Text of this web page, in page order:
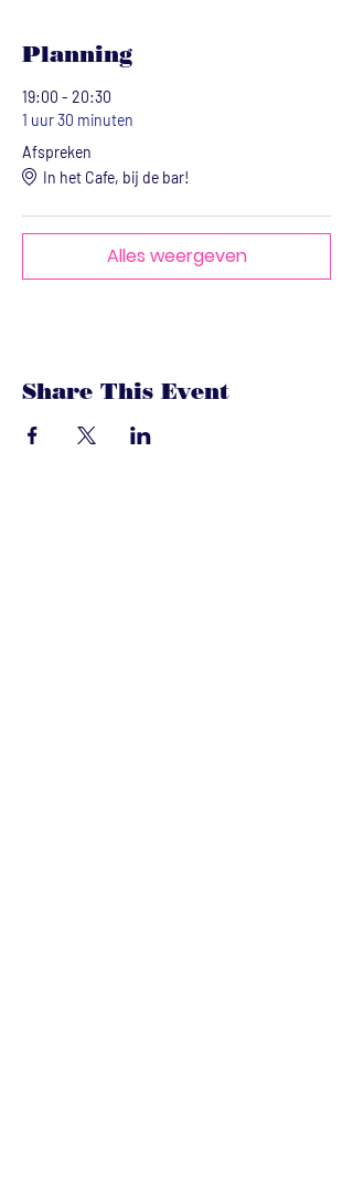
Planning
19:00 - 20:30
1 uur 30 minuten
Afspreken
In het Cafe, bij de bar!
Alles weergeven
Share This Event